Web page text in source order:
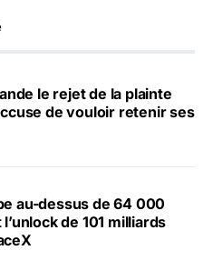
le rejet de la plainte
de vouloir retenir ses
au-dessus de 64 000
de 101 milliards